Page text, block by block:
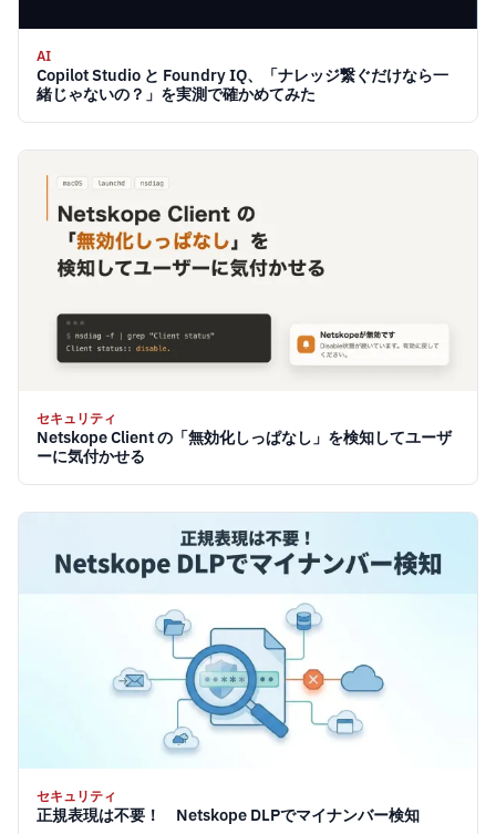
AI
Copilot Studio と Foundry IQ、「ナレッジ繋ぐだけなら一
緒じゃないの？」を実測で確かめてみた
セキュリティ
Netskope Client の「無効化しっぱなし」を検知してユーザ
ーに気付かせる
セキュリティ
正規表現は不要！ Netskope DLPでマイナンバー検知